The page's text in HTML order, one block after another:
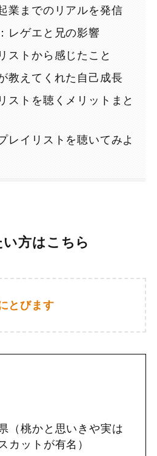
業までのリアルを発信
レゲエと兄の影響
ストから感じたこと
教えてくれた自己成長
ストを聴くメリットまと
レイリストを聴いてみよ
方はこちら
とびます
（桃かと思いきや実は
カットが有名）